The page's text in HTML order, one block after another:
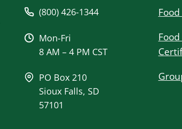
(800) 426-1344
Mon-Fri
8 AM – 4 PM CST
PO Box 210
Sioux Falls, SD
57101